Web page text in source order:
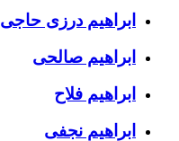
ابراهیم درزی حاجی
ابراهیم صالحی
ابراهیم فلاح
ابراهیم نجفی